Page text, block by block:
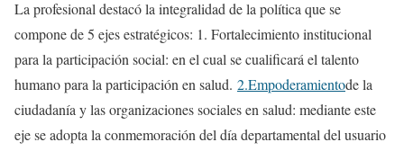
La profesional destacó la integralidad de la política que se
compone de 5 ejes estratégicos: 1. Fortalecimiento institucional
para la participación social: en el cual se cualificará el talento
humano para la participación en salud. 2.Empoderamientode la
ciudadanía y las organizaciones sociales en salud: mediante este
eje se adopta la conmemoración del día departamental del usuario